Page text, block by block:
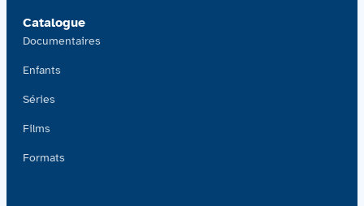
Catalogue
Documentaires
Enfants
Séries
Films
Formats